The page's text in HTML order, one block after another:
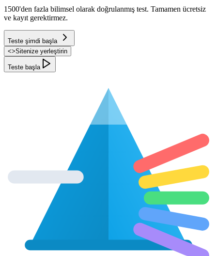
1500'den fazla bilimsel olarak doğrulanmış test. Tamamen ücretsiz
ve kayıt gerektirmez.
Teste şimdi başla
<>Sitenize yerleştirin
Teste başla